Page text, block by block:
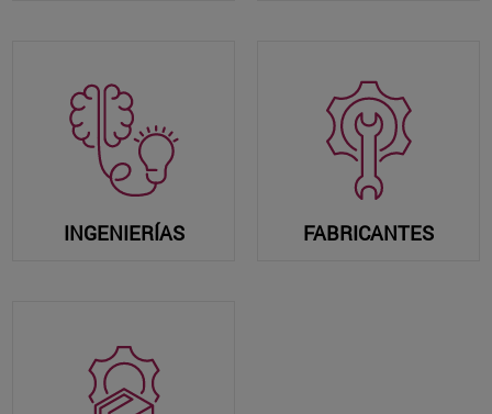
INGENIERÍAS FABRICANTES